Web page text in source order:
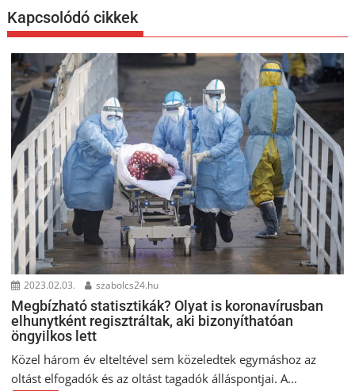
Kapcsolódó cikkek
2023.02.03. szabolcs24.hu
Megbízható statisztikák? Olyat is koronavírusban
elhunytként regisztráltak, aki bizonyíthatóan
öngyilkos lett
Közel három év elteltével sem közeledtek egymáshoz az
oltást elfogadók és az oltást tagadók álláspontjai. A...